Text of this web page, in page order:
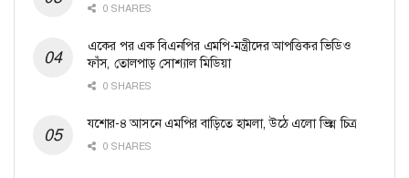
0 SHARES
একের পর এক বিএনপির এমপি-মন্ত্রীদের আপত্তিকর ভিডিও
ফাঁস, তোলপাড় সোশ্যাল মিডিয়া
0 SHARES
যশোর-৪ আসনে এমপির বাড়িতে হামলা, উঠে এলো ভিন্ন চিত্র
0 SHARES